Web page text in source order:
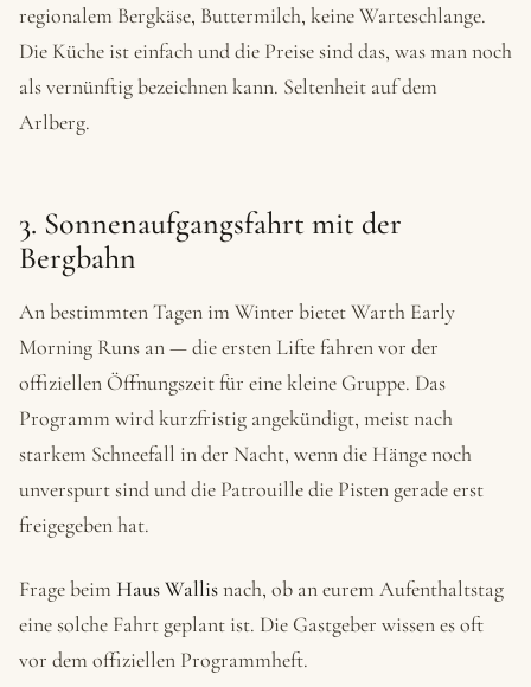
regionalem Bergkäse, Buttermilch, keine Warteschlange.
Die Küche ist einfach und die Preise sind das, was man noch
als vernünftig bezeichnen kann. Seltenheit auf dem
Arlberg.
3. Sonnenaufgangsfahrt mit der
Bergbahn
An bestimmten Tagen im Winter bietet Warth Early
Morning Runs an — die ersten Lifte fahren vor der
offiziellen Öffnungszeit für eine kleine Gruppe. Das
Programm wird kurzfristig angekündigt, meist nach
starkem Schneefall in der Nacht, wenn die Hänge noch
unverspurt sind und die Patrouille die Pisten gerade erst
freigegeben hat.
Frage beim Haus Wallisnach, ob an eurem Aufenthaltstag
eine solche Fahrt geplant ist. Die Gastgeber wissen es oft
vor dem offiziellen Programmheft.